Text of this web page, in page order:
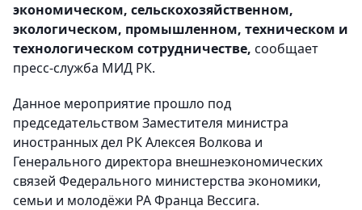
экономическом, сельскохозяйственном,
экологическом, промышленном, техническом и
технологическом сотрудничестве, сообщает
пресс-служба МИД РК.
Данное мероприятие прошло под
председательством Заместителя министра
иностранных дел РК Алексея Волкова и
Генерального директора внешнеэкономических
связей Федерального министерства экономики,
семьи и молодёжи РА Франца Вессига.